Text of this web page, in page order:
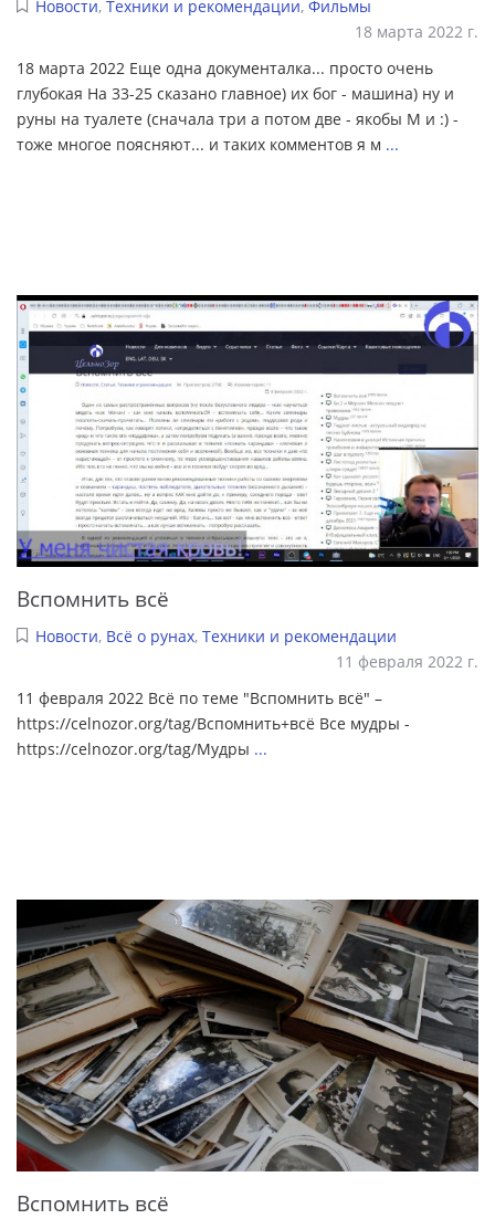
Новости, Техники и рекомендации, Фильмы
18 марта 2022 г.
18 марта 2022 Еще одна документалка... просто очень
глубокая На 33-25 сказано главное) их бог - машина) ну и
руны на туалете (сначала три а потом две - якобы М и :) -
тоже многое поясняют... и таких комментов я м ...
Вспомнить всё
Новости, Всё о рунах, Техники и рекомендации
11 февраля 2022 г.
11 февраля 2022 Всё по теме "Вспомнить всё" –
https://celnozor.org/tag/Вспомнить+всё Все мудры -
https://celnozor.org/tag/Мудры ...
Вспомнить всё